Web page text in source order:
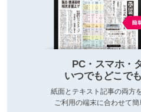
PC・スマホ・
いつでもどこで
紙面とテキスト記事の両方
ご利用の端末に合わせて簡